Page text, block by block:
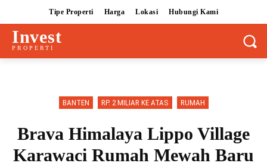
Tipe Properti Harga Lokasi Hubungi Kami
Invest
PROPERTI
BANTEN RP. 2 MILIAR KE ATAS RUMAH
Brava Himalaya Lippo Village
Karawaci Rumah Mewah Baru